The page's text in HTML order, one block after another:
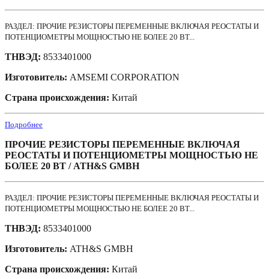
РАЗДЕЛ: ПРОЧИЕ РЕЗИСТОРЫ ПЕРЕМЕННЫЕ ВКЛЮЧАЯ РЕОСТАТЫ И
ПОТЕНЦИОМЕТРЫ МОЩНОСТЬЮ НЕ БОЛЕЕ 20 ВТ...
ТНВЭД: 8533401000
Изготовитель: AMSEMI CORPORATION
Страна происхождения: Китай
Подробнее
ПРОЧИЕ РЕЗИСТОРЫ ПЕРЕМЕННЫЕ ВКЛЮЧАЯ
РЕОСТАТЫ И ПОТЕНЦИОМЕТРЫ МОЩНОСТЬЮ НЕ
БОЛЕЕ 20 ВТ / ATH&S GMBH
РАЗДЕЛ: ПРОЧИЕ РЕЗИСТОРЫ ПЕРЕМЕННЫЕ ВКЛЮЧАЯ РЕОСТАТЫ И
ПОТЕНЦИОМЕТРЫ МОЩНОСТЬЮ НЕ БОЛЕЕ 20 ВТ...
ТНВЭД: 8533401000
Изготовитель: ATH&S GMBH
Страна происхождения: Китай